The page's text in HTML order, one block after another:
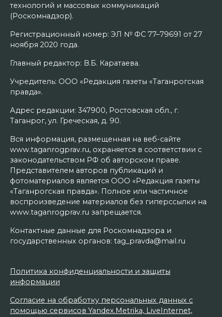
технологий и массовых коммуникаций
(Роскомнадзор).
Регистрационный номер: ЭЛ № ФС 77–79691 от 27
ноября 2020 года.
Главный редактор: В.Б. Каратаева.
Учредитель: ООО «Редакция газеты «Таганрогская
правда».
Адрес редакции: 347900, Ростовская обл., г.
Таганрог, ул. Греческая, д. 90.
Вся информация, размещенная на веб-сайте
www.taganrogprav.ru, охраняется в соответствии с
законодательством РФ об авторском праве.
Представителем авторов публикаций и
фотоматериалов является ООО «Редакция газеты
«Таганрогская правда». Полное или частичное
воспроизведение материалов без гиперссылки на
www.taganrogprav.ru запрещается.
Контактные данные для Роскомнадзора и
государственных органов: tag_pravda@mail.ru
Политика конфиденциальности и защиты
информации
Согласие на обработку персональных данных с
помощью сервисов Yandex.Metrika, LiveInternet,